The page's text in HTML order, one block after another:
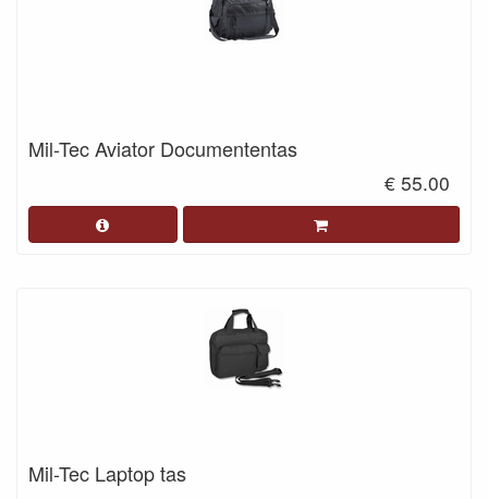
Mil-Tec Aviator Documententas
€ 55.00
Mil-Tec Laptop tas